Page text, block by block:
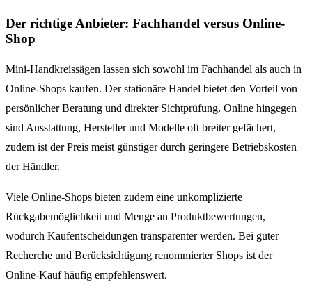
Der richtige Anbieter: Fachhandel versus Online-
Shop
Mini-Handkreissägen lassen sich sowohl im Fachhandel als auch in
Online-Shops kaufen. Der stationäre Handel bietet den Vorteil von
persönlicher Beratung und direkter Sichtprüfung. Online hingegen
sind Ausstattung, Hersteller und Modelle oft breiter gefächert,
zudem ist der Preis meist günstiger durch geringere Betriebskosten
der Händler.
Viele Online-Shops bieten zudem eine unkomplizierte
Rückgabemöglichkeit und Menge an Produktbewertungen,
wodurch Kaufentscheidungen transparenter werden. Bei guter
Recherche und Berücksichtigung renommierter Shops ist der
Online-Kauf häufig empfehlenswert.